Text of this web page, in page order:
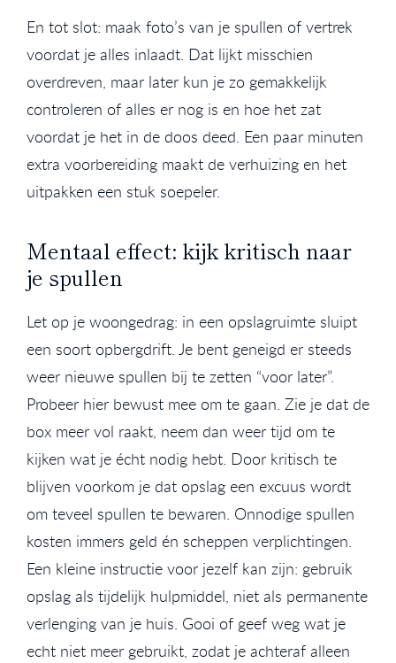
En tot slot: maak foto’s van je spullen of vertrek
voordat je alles inlaadt. Dat lijkt misschien
overdreven, maar later kun je zo gemakkelijk
controleren of alles er nog is en hoe het zat
voordat je het in de doos deed. Een paar minuten
extra voorbereiding maakt de verhuizing en het
uitpakken een stuk soepeler.
Mentaal effect: kijk kritisch naar
je spullen
Let op je woongedrag: in een opslagruimte sluipt
een soort opbergdrift. Je bent geneigd er steeds
weer nieuwe spullen bij te zetten “voor later”.
Probeer hier bewust mee om te gaan. Zie je dat de
box meer vol raakt, neem dan weer tijd om te
kijken wat je écht nodig hebt. Door kritisch te
blijven voorkom je dat opslag een excuus wordt
om teveel spullen te bewaren. Onnodige spullen
kosten immers geld én scheppen verplichtingen.
Een kleine instructie voor jezelf kan zijn: gebruik
opslag als tijdelijk hulpmiddel, niet als permanente
verlenging van je huis. Gooi of geef weg wat je
echt niet meer gebruikt, zodat je achteraf alleen